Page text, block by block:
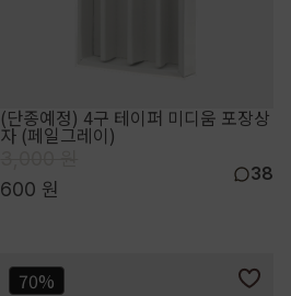
(단종예정) 4구 테이퍼 미디움 포장상
자 (페일그레이)
600 원
38
70%